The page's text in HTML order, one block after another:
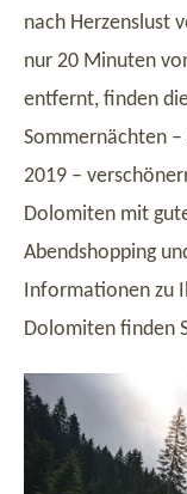
nach Herzenslust
nur 20 Minuten
entfernt, finden
Sommernächten –
2019 –
Dolomiten mit
Abendshopping
Informationen zu
Dolomiten finden